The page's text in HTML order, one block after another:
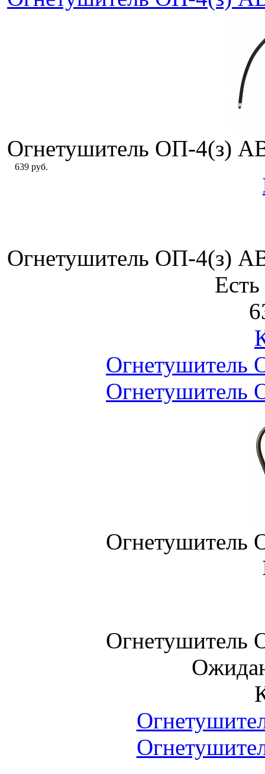
Огнетушитель ОП-4(з)
639 руб.
Огнетушитель ОП-4(з)